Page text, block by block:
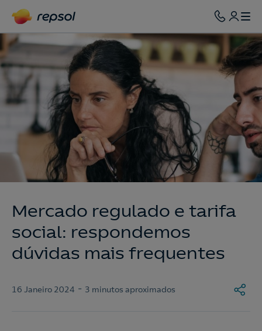
Mercado regulado e tarifa
social: respondemos
dúvidas mais frequentes
16 Janeiro 2024 - 3 minutos aproximados